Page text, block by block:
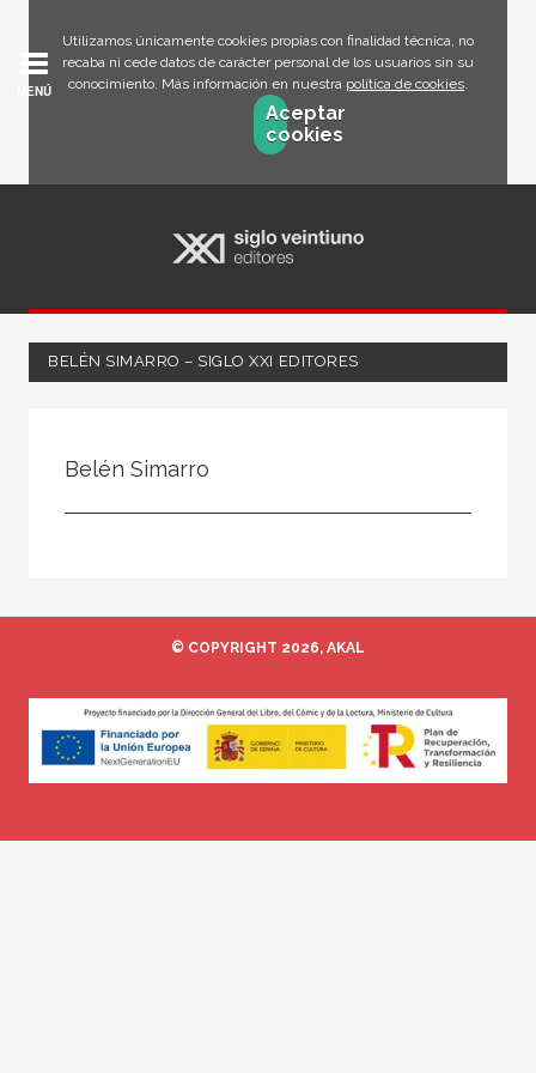
Utilizamos únicamente cookies propias con finalidad técnica, no
recaba ni cede datos de carácter personal de los usuarios sin su
conocimiento. Más información en nuestra política de cookies.
Aceptar
cookies
MENÚ
BELÉN SIMARRO – SIGLO XXI EDITORES
Belén Simarro
© COPYRIGHT 2026, AKAL